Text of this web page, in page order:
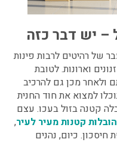
– יש דבר כזה
של רהיטים לרבות פינות
וארונות. לטובת
ולאחר מכן גם להרכיב
למצוא את חוד החנית
קטנה בזול בעכו. עצם
קטנות מעיר לעיר,
כיום, נהנים